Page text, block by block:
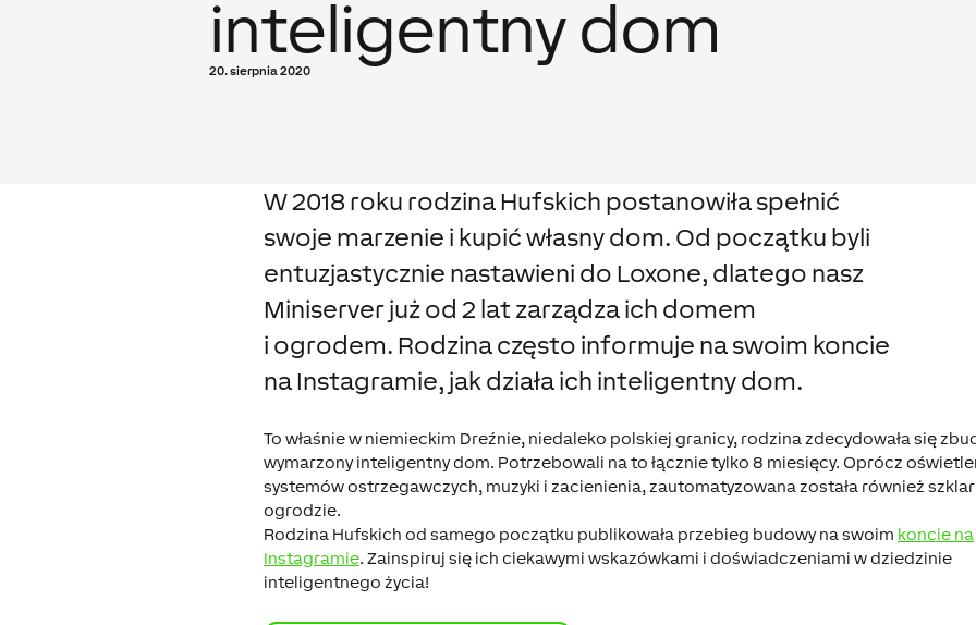
inteligentny dom
20. sierpnia 2020
W 2018 roku rodzina Hufskich postanowiła spełnić
swoje marzenie i kupić własny dom. Od początku byli
entuzjastycznie nastawieni do Loxone, dlatego nasz
Miniserver już od 2 lat zarządza ich domem
i ogrodem. Rodzina często informuje na swoim koncie
na Instagramie, jak działa ich inteligentny dom.
To właśnie w niemieckim Dreźnie, niedaleko polskiej granicy, rodzina zdecydowała się
wymarzony inteligentny dom. Potrzebowali na to łącznie tylko 8 miesięcy. Oprócz
systemów ostrzegawczych, muzyki i zacienienia, zautomatyzowana została również
ogrodzie.
Rodzina Hufskich od samego początku publikowała przebieg budowy na swoim koncie na
Instagramie. Zainspiruj się ich ciekawymi wskazówkami i doświadczeniami w dziedzinie
inteligentnego życia!